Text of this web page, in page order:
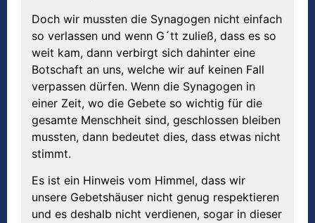
Doch wir mussten die Synagogen nicht einfach
so verlassen und wenn G´tt zuließ, dass es so
weit kam, dann verbirgt sich dahinter eine
Botschaft an uns, welche wir auf keinen Fall
verpassen dürfen. Wenn die Synagogen in
einer Zeit, wo die Gebete so wichtig für die
gesamte Menschheit sind, geschlossen bleiben
mussten, dann bedeutet dies, dass etwas nicht
stimmt.
Es ist ein Hinweis vom Himmel, dass wir
unsere Gebetshäuser nicht genug respektieren
und es deshalb nicht verdienen, sogar in dieser